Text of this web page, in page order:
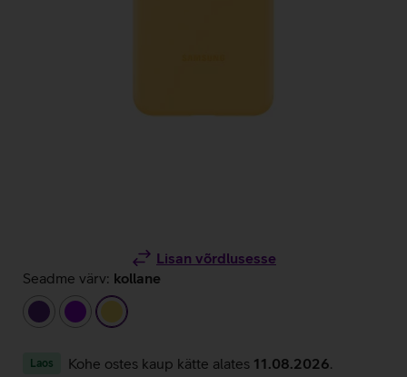
Lisan võrdlusesse
Seadme värv: kollane
tumelilla
lilla kollane
Laos Kohe ostes kaup kätte alates 11.08.2026